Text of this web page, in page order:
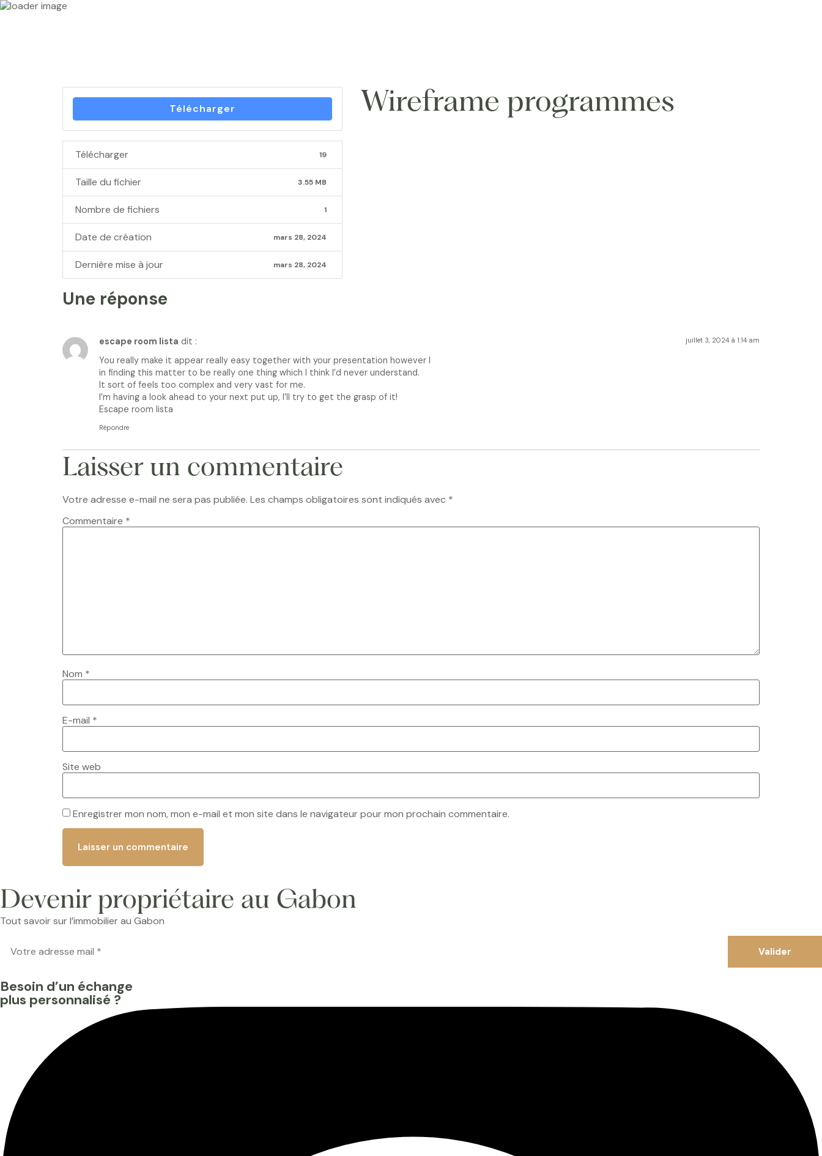
Télécharger
Télécharger 19
Taille du fichier 3.55 MB
Nombre de fichiers 1
Date de création mars 28, 2024
Dernière mise à jour mars 28, 2024
Wireframe programmes
Une réponse
escape room lista dit : juillet 3, 2024 à 1:14 am
You really make it appear really easy together with your presentation however I
in finding this matter to be really one thing which I think I’d never understand.
It sort of feels too complex and very vast for me.
I’m having a look ahead to your next put up, I’ll try to get the grasp of it!
Escape room lista
Répondre
Laisser un commentaire
Votre adresse e-mail ne sera pas publiée. Les champs obligatoires sont indiqués avec *
Commentaire *
Nom *
E-mail *
Site web
Enregistrer mon nom, mon e-mail et mon site dans le navigateur pour mon prochain commentaire.
Devenir propriétaire au Gabon
Tout savoir sur l’immobilier au Gabon
Besoin d’un échange
plus personnalisé ?